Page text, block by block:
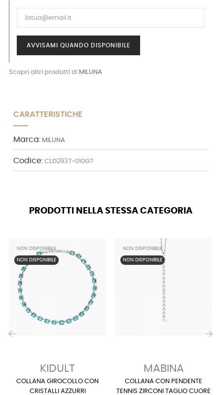
AVVISAMI QUANDO DISPONIBILE
Scopri altri prodotti di MILUNA
CARATTERISTICHE
Marca: MILUNA
Codice: CLD2937-010G7
PRODOTTI NELLA STESSA CATEGORIA
NON DISPONIBILE
NON DISPONIBILE
KIDULT
COLLANA GIROCOLLO CON
CRISTALLI AZZURRI
NON DISPONIBILE
NON DISPONIBILE
MABINA
COLLANA CON PENDENTE
TENNIS ZIRCONI TAGLIO CUORE